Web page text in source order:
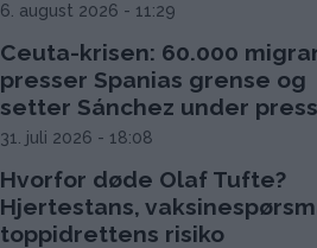
6. august 2026 - 11:29
Ceuta-krisen: 60.000
presser Spanias grense og
setter Sánchez under press
31. juli 2026 - 18:08
Hvorfor døde Olaf Tufte?
Hjertestans,
toppidrettens risiko